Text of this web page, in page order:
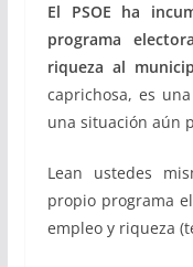
El PSOE ha
programa
riqueza al
caprichosa, es
una situación aún
Lean ustedes
propio programa
empleo y riqueza